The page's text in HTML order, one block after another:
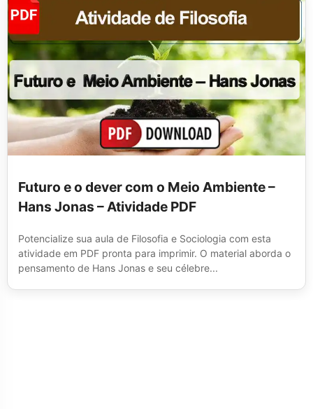
Futuro e o dever com o Meio Ambiente –
Hans Jonas – Atividade PDF
Potencialize sua aula de Filosofia e Sociologia com esta
atividade em PDF pronta para imprimir. O material aborda o
pensamento de Hans Jonas e seu célebre...